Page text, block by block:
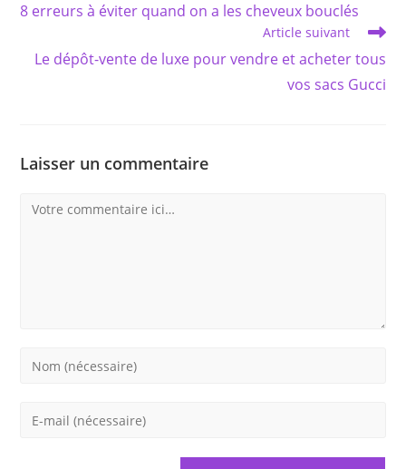
articles
8 erreurs à éviter quand on a les cheveux bouclés
Article suivant
Le dépôt-vente de luxe pour vendre et acheter tous
vos sacs Gucci
Laisser un commentaire
Comment
Enter
Enter